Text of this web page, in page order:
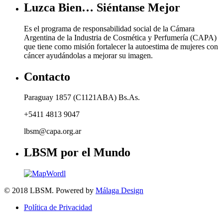
Luzca Bien… Siéntanse Mejor
Es el programa de responsabilidad social de la Cámara
Argentina de la Industria de Cosmética y Perfumería (CAPA)
que tiene como misión fortalecer la autoestima de mujeres con
cáncer ayudándolas a mejorar su imagen.
Contacto
Paraguay 1857 (C1121ABA) Bs.As.
+5411 4813 9047
lbsm@capa.org.ar
LBSM por el Mundo
© 2018 LBSM. Powered by Málaga Design
Política de Privacidad